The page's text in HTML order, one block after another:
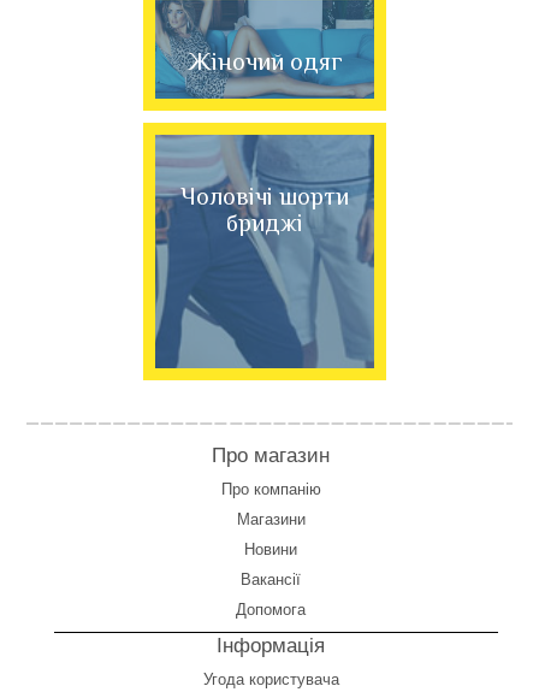
Жіночий одяг
Чоловічі шорти
бриджі
Про магазин
Про компанію
Магазини
Новини
Вакансії
Допомога
Інформація
Угода користувача